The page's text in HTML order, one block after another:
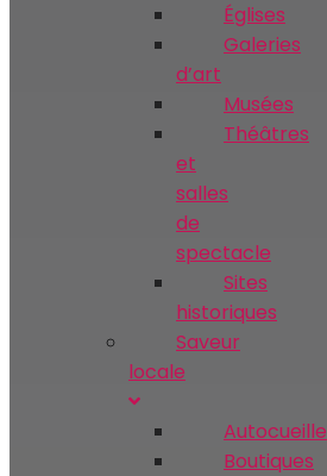
Églises
Galeries
d’art
Musées
Théâtres
et
salles
de
spectacle
Sites
historiques
Saveur
locale
Boutiques